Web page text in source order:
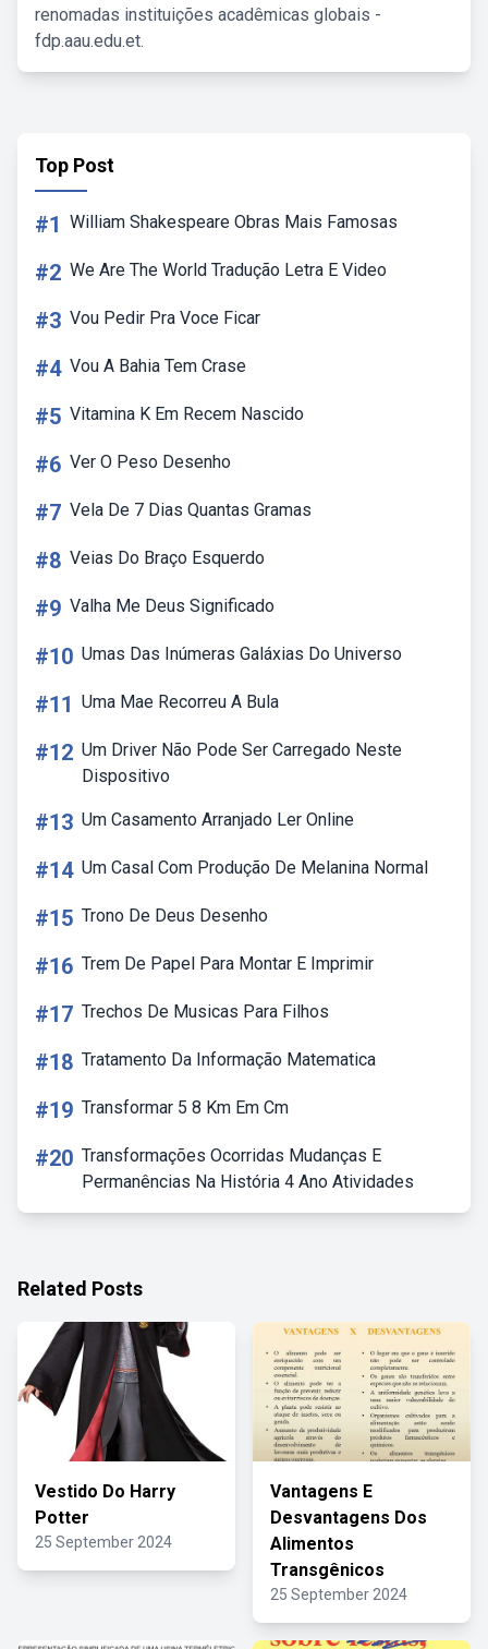
renomadas instituições acadêmicas globais -
fdp.aau.edu.et.
Top Post
#1 William Shakespeare Obras Mais Famosas
#2 We Are The World Tradução Letra E Video
#3 Vou Pedir Pra Voce Ficar
#4 Vou A Bahia Tem Crase
#5 Vitamina K Em Recem Nascido
#6 Ver O Peso Desenho
#7 Vela De 7 Dias Quantas Gramas
#8 Veias Do Braço Esquerdo
#9 Valha Me Deus Significado
#10 Umas Das Inúmeras Galáxias Do Universo
#11 Uma Mae Recorreu A Bula
#12 Um Driver Não Pode Ser Carregado Neste
Dispositivo
#13 Um Casamento Arranjado Ler Online
#14 Um Casal Com Produção De Melanina Normal
#15 Trono De Deus Desenho
#16 Trem De Papel Para Montar E Imprimir
#17 Trechos De Musicas Para Filhos
#18 Tratamento Da Informação Matematica
#19 Transformar 5 8 Km Em Cm
#20 Transformações Ocorridas Mudanças E
Permanências Na História 4 Ano Atividades
Related Posts
Vestido Do Harry
Potter
25 September 2024
Vantagens E
Desvantagens Dos
Alimentos
Transgênicos
25 September 2024